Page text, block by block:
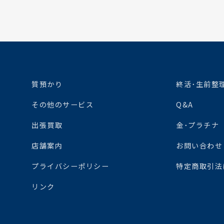
質預かり 終活･生前整
その他のサービス Q&A
出張買取 金･プラチナ
店舗案内 お問い合わせ
プライバシーポリシー 特定商取引
リンク